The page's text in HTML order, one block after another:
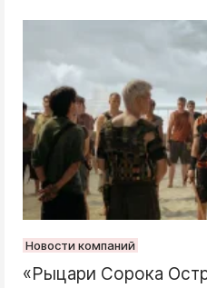
Новости компаний
«Рыцари Сорока